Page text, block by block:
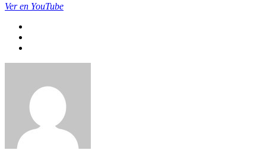
Ver en YouTube